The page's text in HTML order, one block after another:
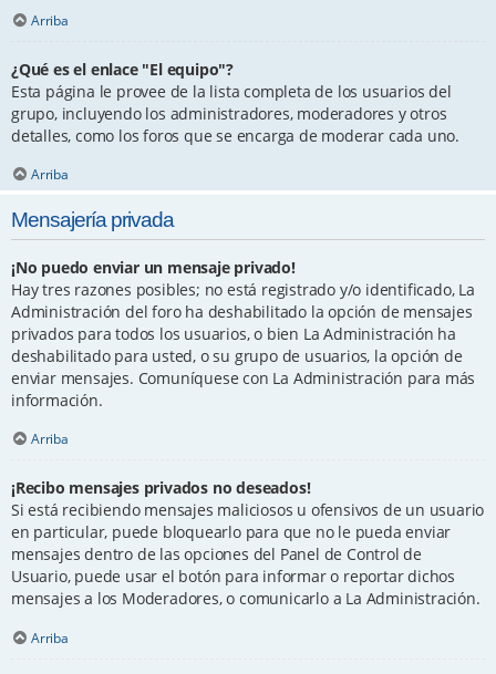
Arriba
¿Qué es el enlace "El equipo"?
Esta página le provee de la lista completa de los usuarios del
grupo, incluyendo los administradores, moderadores y otros
detalles, como los foros que se encarga de moderar cada uno.
Arriba
Mensajería privada
¡No puedo enviar un mensaje privado!
Hay tres razones posibles; no está registrado y/o identificado, La
Administración del foro ha deshabilitado la opción de mensajes
privados para todos los usuarios, o bien La Administración ha
deshabilitado para usted, o su grupo de usuarios, la opción de
enviar mensajes. Comuníquese con La Administración para más
información.
Arriba
¡Recibo mensajes privados no deseados!
Si está recibiendo mensajes maliciosos u ofensivos de un usuario
en particular, puede bloquearlo para que no le pueda enviar
mensajes dentro de las opciones del Panel de Control de
Usuario, puede usar el botón para informar o reportar dichos
mensajes a los Moderadores, o comunicarlo a La Administración.
Arriba